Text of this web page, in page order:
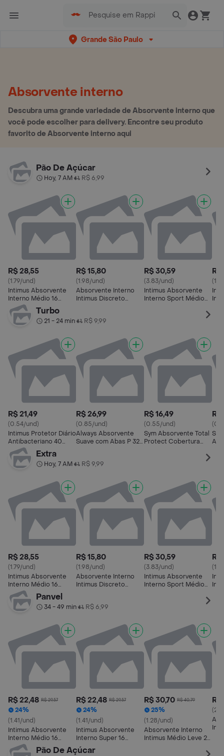
Grande São Paulo
Absorvente interno
Descubra uma grande variedade de Absorvente interno que
você pode escolher para delivery. Encontre seu produto
favorito de Absorvente interno aqui
Pão De Açúcar
Hoy, 7 AM• R$ 6,99
R$ 28,55
(1.79/und)
Intimus Absorvente
Interno Médio 16
Unidades
R$ 15,80
(1.98/und)
Absorvente Interno
Intimus Discreto
R$ 30,59
(3.83/und)
Intimus Absorvente
Interno Sport Médio
R$
Turbo
21 - 24 min• R$ 9,99
R$ 21,49
(0.54/und)
Intimus Protetor Diário
Antibacteriano 40
Unidades
R$ 26,99
(0.85/und)
Always Absorvente
Suave com Abas P 32
R$ 16,49
(0.55/und)
Sym Absorvente Total
Protect Cobertura
R$
Extra
Hoy, 7 AM• R$ 9,99
R$ 28,55
(1.79/und)
Intimus Absorvente
Interno Médio 16
Unidades
R$ 15,80
(1.98/und)
Absorvente Interno
Intimus Discreto
R$ 30,59
(3.83/und)
Intimus Absorvente
Interno Sport Médio
R$
Panvel
34 - 49 min• R$ 6,99
R$ 22,48 R$ 29,57
24%
(1.41/und)
Intimus Absorvente
Interno Médio 16
Unidades
R$ 22,48 R$ 29,57
24%
(1.41/und)
Intimus Absorvente
Interno Super 16
unidades
R$ 30,70 R$ 40,79
25%
(1.28/und)
Absorvente Interno
Intimus Médio Leve 24
R$
Pão De Açúcar